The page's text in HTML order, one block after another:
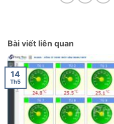
Bài viết liên quan
14
Th5